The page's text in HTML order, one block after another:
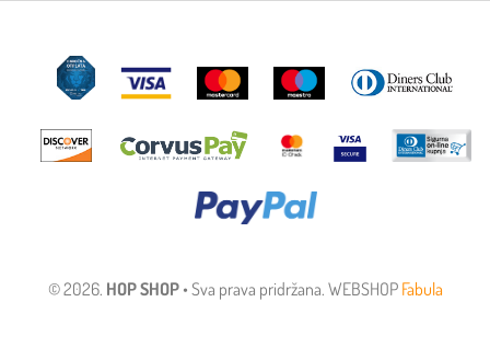
© 2026. HOP SHOP• Sva prava pridržana. WEBSHOP Fabula